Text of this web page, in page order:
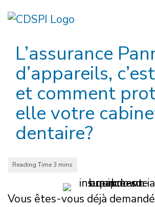
to
L’assurance
d’appareils,
et comment
elle votre
dentaire?
Vous êtes-vous déjà